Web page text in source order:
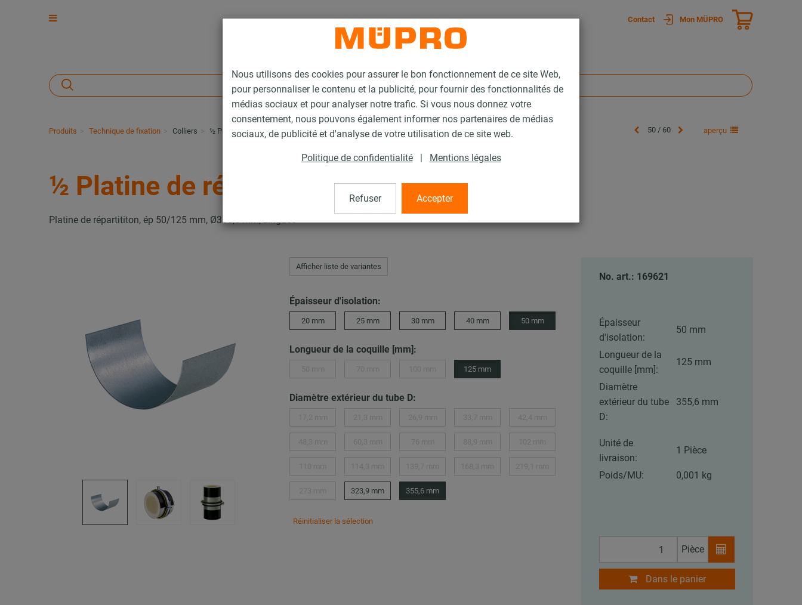
Nous utilisons des cookies pour assurer le bon fonctionnement de ce site Web,
pour personnaliser le contenu et la publicité, pour fournir des fonctionnalités de
médias sociaux et pour analyser notre trafic. Si vous nous donnez votre
consentement, nous pouvons également informer nos partenaires de médias
sociaux, de publicité et d'analyse de votre utilisation de ce site web.
Politique de confidentialité | Mentions légales
Refuser Accepter
Contact Mon MÜPRO
Produits Technique de fixation Colliers ½ Platine de répartition 50 / 60 aperçu
½ Platine de répartition
Platine de répartititon, ép 50/125 mm, Ø355,6 mm, zinguée
Afficher liste de variantes
Épaisseur d'isolation:
20 mm 25 mm 30 mm 40 mm 50 mm
Longueur de la coquille [mm]:
125 mm
Diamètre extérieur du tube D:
323,9 mm 355,6 mm
Réinitialiser la sélection
No. art.: 169621
Épaisseur
d'isolation:
50 mm
Longueur de la
coquille [mm]:
125 mm
Diamètre
extérieur du tube
D:
355,6 mm
Unité de
livraison:
1 Pièce
Poids/MU: 0,001 kg
Pièce
Dans le panier